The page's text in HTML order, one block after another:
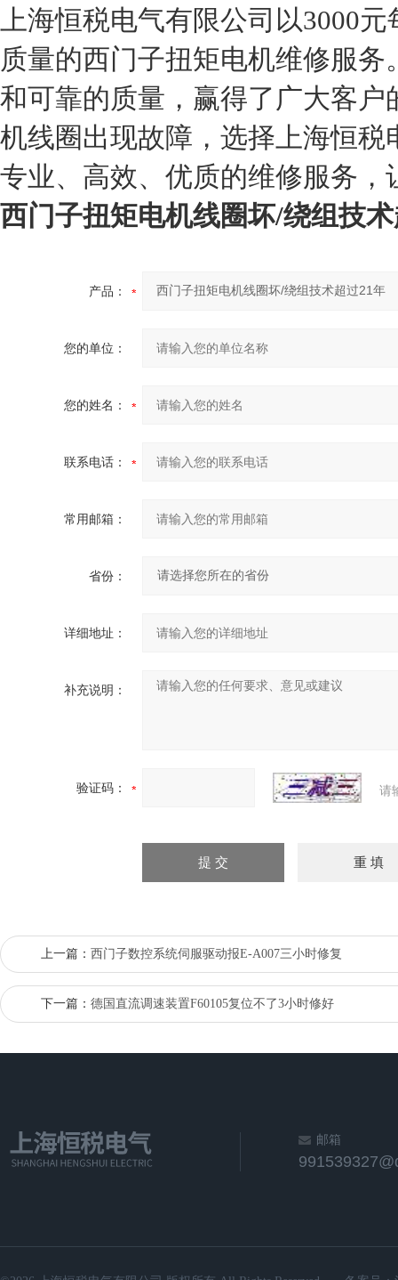
上海恒税电气有限公司以3000
质量的西门子扭矩电机维修服
和可靠的质量，赢得了广大客
机线圈出现故障，选择上海恒
专业、高效、优质的维修服务
西门子扭矩电机线圈坏/绕组技
产品：
您的单位：
您的姓名：
联系电话：
常用邮箱：
省份：
详细地址：
补充说明：
验证码： 请
上一篇： 西门子数控系统伺服驱动报E-A007三小时修复
下一篇： 德国直流调速装置F60105复位不了3小时修好
邮箱